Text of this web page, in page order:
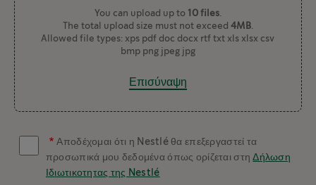
Επισύναψη
You can upload up to 10 files.
The total upload size must not exceed 4MB.
Allowed file types: xps pdf doc docx rtf txt xls xlsx csv
bmp png jpeg jpg
Αποδέχομαι ότι η Nestlé θα επεξεργαστεί τα
προσωπικά μου δεδομένα όπως ορίζεται στηΔήλωση
Ιδιωτικοτητας της Nestlé